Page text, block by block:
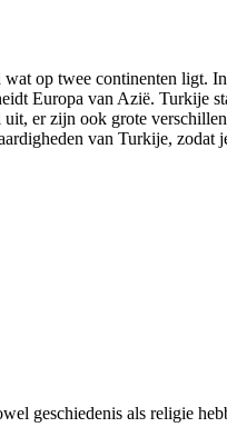
op twee continenten ligt.
Europa van Azië. Turkije
er zijn ook grote
van Turkije, zodat
geschiedenis als religie